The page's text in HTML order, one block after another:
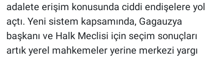
adalete erişim konusunda ciddi endişelere yol
açtı. Yeni sistem kapsamında, Gagauzya
başkanı ve Halk Meclisi için seçim sonuçları
artık yerel mahkemeler yerine merkezi yargı